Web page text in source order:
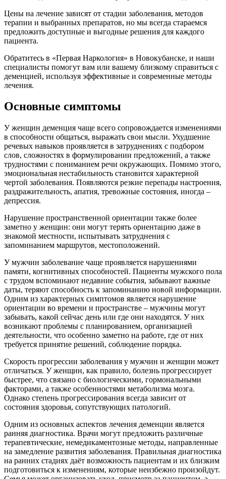
Цены на лечение зависят от стадии заболевания, методов
терапии и выбранных препаратов, но мы всегда стараемся
предложить доступные и выгодные решения для каждого
пациента.
Обратитесь в «Первая Наркология» в Новокубанске, и наши
специалисты помогут вам или вашему близкому справиться с
деменцией, используя эффективные и современные методы
лечения.
Основные симптомы
У женщин деменция чаще всего сопровождается изменениями
в способности общаться, выражать свои мысли. Ухудшение
речевых навыков проявляется в затруднениях с подбором
слов, сложностях в формулировании предложений, а также
трудностями с пониманием речи окружающих. Помимо этого,
эмоциональная нестабильность становится характерной
чертой заболевания. Появляются резкие перепады настроения,
раздражительность, апатия, тревожные состояния, иногда –
депрессия.
Нарушение пространственной ориентации также более
заметно у женщин: они могут терять ориентацию даже в
знакомой местности, испытывать затруднения с
запоминанием маршрутов, местоположений.
У мужчин заболевание чаще проявляется нарушениями
памяти, когнитивных способностей. Пациенты мужского пола
с трудом вспоминают недавние события, забывают важные
даты, теряют способность к запоминанию новой информации.
Одним из характерных симптомов является нарушение
ориентации во времени и пространстве – мужчины могут
забывать, какой сейчас день или где они находятся. У них
возникают проблемы с планированием, организацией
деятельности, что особенно заметно на работе, где от них
требуется принятие решений, соблюдение порядка.
Скорость прогрессии заболевания у мужчин и женщин может
отличаться. У женщин, как правило, болезнь прогрессирует
быстрее, что связано с биологическими, гормональными
факторами, а также особенностями метаболизма мозга.
Однако степень прогрессирования всегда зависит от
состояния здоровья, сопутствующих патологий.
Одним из основных аспектов лечения деменции является
ранняя диагностика. Врачи могут предложить различные
терапевтические, немедикаментозные методы, направленные
на замедление развития заболевания. Правильная диагностика
на ранних стадиях даёт возможность пациентам и их близким
подготовиться к изменениям, которые неизбежно произойдут.